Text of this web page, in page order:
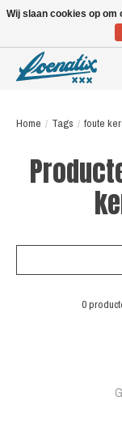
Home / Tags / foute
0
Wij slaan cookies op om